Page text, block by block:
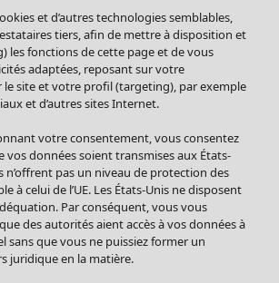
et d’autres technologies semblables,
tiers, afin de mettre à disposition et
les fonctions de cette page et de vous
adaptées, reposant sur votre
site et votre profil (targeting), par exemple
et d’autres sites Internet.
votre consentement, vous consentez
vos données soient transmises aux États-
n’offrent pas un niveau de protection des
à celui de l’UE. Les États-Unis ne disposent
Par conséquent, vous vous
des autorités aient accès à vos données à
sans que vous ne puissiez former un
juridique en la matière.